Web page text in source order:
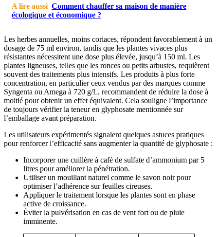
A lire aussi Comment chauffer sa maison de manière
écologique et économique ?
Les herbes annuelles, moins coriaces, répondent favorablement à un
dosage de 75 ml environ, tandis que les plantes vivaces plus
résistantes nécessitent une dose plus élevée, jusqu’à 150 ml. Les
plantes ligneuses, telles que les ronces ou petits arbustes, requièrent
souvent des traitements plus intensifs. Les produits à plus forte
concentration, en particulier ceux vendus par des marques comme
Syngenta ou Amega à 720 g/L, recommandent de réduire la dose à
moitié pour obtenir un effet équivalent. Cela souligne l’importance
de toujours vérifier la teneur en glyphosate mentionnée sur
l’emballage avant préparation.
Les utilisateurs expérimentés signalent quelques astuces pratiques
pour renforcer l’efficacité sans augmenter la quantité de glyphosate :
Incorporer une cuillère à café de sulfate d’ammonium par 5
litres pour améliorer la pénétration.
Utiliser un mouillant naturel comme le savon noir pour
optimiser l’adhérence sur feuilles cireuses.
Appliquer le traitement lorsque les plantes sont en phase
active de croissance.
Éviter la pulvérisation en cas de vent fort ou de pluie
imminente.